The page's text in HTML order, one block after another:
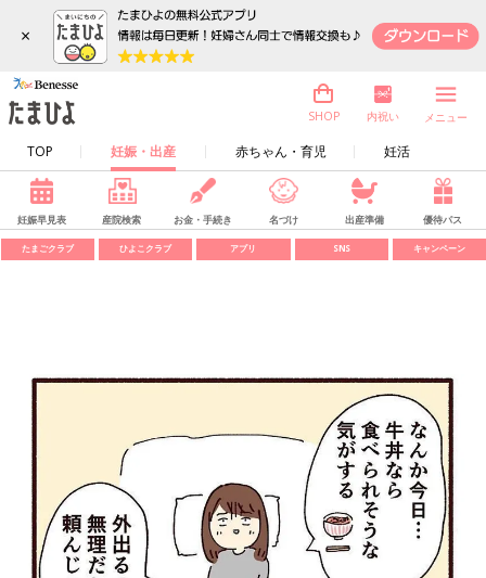
×
TOP 妊娠・出産 赤ちゃん・育児 妊活
SHOP 内祝い メニュー
妊娠早見表 産院検索 お金・手続き 名づけ 出産準備 優待パス
たまごクラブ ひよこクラブ アプリ SNS キャンペーン